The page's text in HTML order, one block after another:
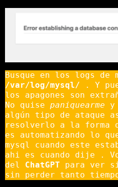
Busque en los logs de
/var/log/mysql/ . Y
los apagones son
No quise paniquearme y
algún tipo de ataque
resolverlo a la forma
es automatizando lo
mysql cuando este
ahi es cuando dije .
del ChatGPT para ver
sin perder tanto